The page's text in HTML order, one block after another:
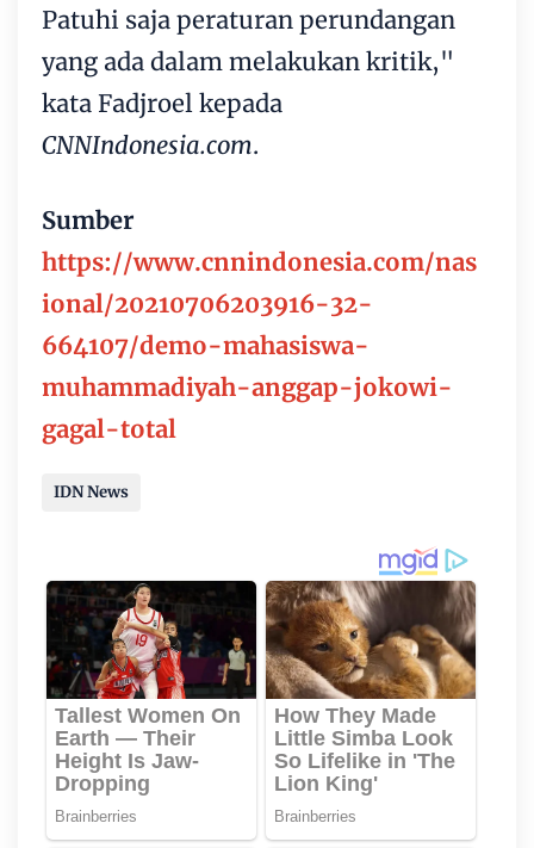
Patuhi saja peraturan perundangan
yang ada dalam melakukan kritik,"
kata Fadjroel kepada
CNNIndonesia.com.
Sumber
https://www.cnnindonesia.com/nas
ional/20210706203916-32-
664107/demo-mahasiswa-
muhammadiyah-anggap-jokowi-
gagal-total
IDN News